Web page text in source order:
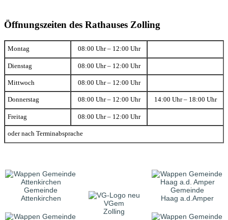
Öffnungszeiten des Rathauses Zolling
Montag 08:00 Uhr – 12:00 Uhr
Dienstag 08:00 Uhr – 12:00 Uhr
Mittwoch 08:00 Uhr – 12:00 Uhr
Donnerstag 08:00 Uhr – 12:00 Uhr 14:00 Uhr – 18:00 Uhr
Freitag 08:00 Uhr – 12:00 Uhr
oder nach Terminabsprache
Gemeinde
Attenkirchen
VGem
Zolling
Gemeinde
Haag a.d.Amper